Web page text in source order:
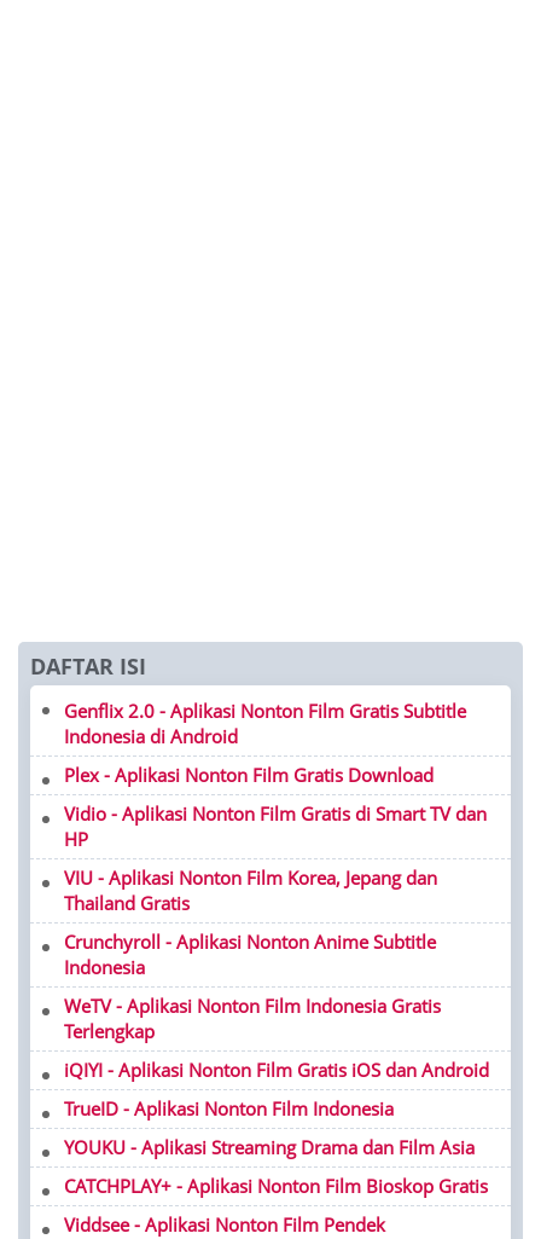
DAFTAR ISI
Genflix 2.0 - Aplikasi Nonton Film Gratis Subtitle
Indonesia di Android
Plex - Aplikasi Nonton Film Gratis Download
Vidio - Aplikasi Nonton Film Gratis di Smart TV dan
HP
VIU - Aplikasi Nonton Film Korea, Jepang dan
Thailand Gratis
Crunchyroll - Aplikasi Nonton Anime Subtitle
Indonesia
WeTV - Aplikasi Nonton Film Indonesia Gratis
Terlengkap
iQIYI - Aplikasi Nonton Film Gratis iOS dan Android
TrueID - Aplikasi Nonton Film Indonesia
YOUKU - Aplikasi Streaming Drama dan Film Asia
CATCHPLAY+ - Aplikasi Nonton Film Bioskop Gratis
Viddsee - Aplikasi Nonton Film Pendek